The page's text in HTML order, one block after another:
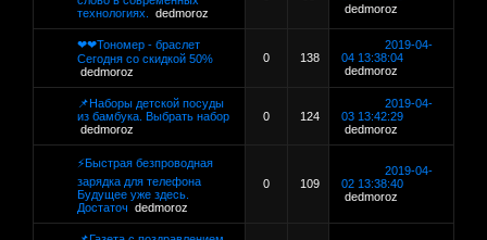
технологиях.
dedmoroz
dedmoroz
❤❤Тономер - браслет
Сегодня со скидкой 50%
dedmoroz
0 138
2019-04-
04 13:38:04
dedmoroz
📌Наборы детской посуды
из бамбука. Выбрать набор
dedmoroz
0 124
2019-04-
03 13:42:29
dedmoroz
⚡Быстрая безпроводная
зарядка для телефона
Будущее уже здесь.
Достаточ dedmoroz
0 109
2019-04-
02 13:38:40
dedmoroz